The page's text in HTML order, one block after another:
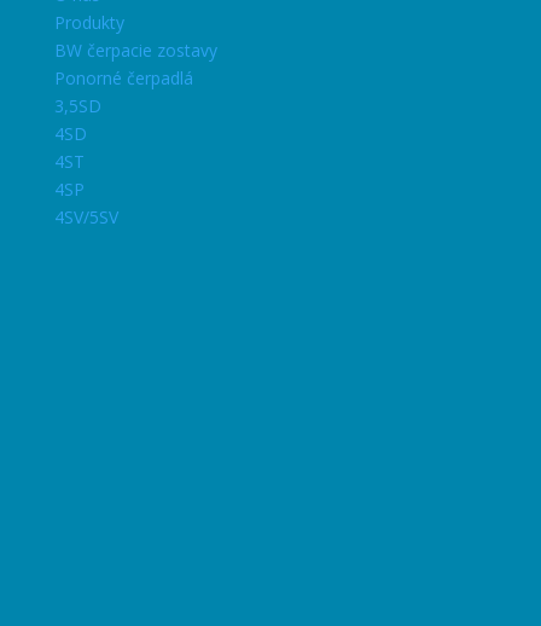
Produkty
BW čerpacie zostavy
Ponorné čerpadlá
3,5SD
4SD
4ST
4SP
4SV/5SV